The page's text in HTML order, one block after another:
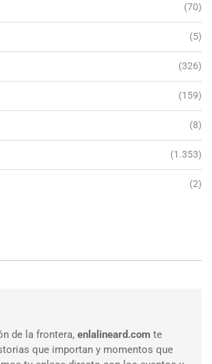
(70)
(5)
(326)
(159)
(8)
(1.353)
(2)
de la frontera, enlalineard.com te
que importan y momentos que